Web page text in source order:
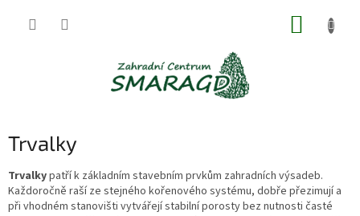
Trvalky
Trvalkypatří k základním stavebním prvkům zahradních výsadeb.
Každoročně raší ze stejného kořenového systému, dobře přezimují a
při vhodném stanovišti vytvářejí stabilní porosty bez nutnosti časté